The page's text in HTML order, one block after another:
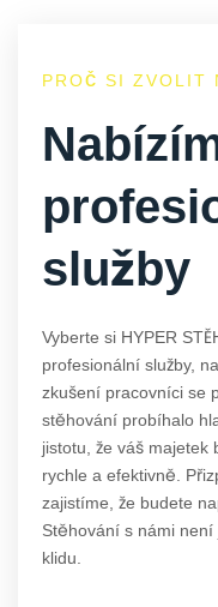
PROČ SI ZVOLIT
služby
Vyberte si HYPER
profesionální služby,
zkušení pracovníci se
stěhování probíhalo
jistotu, že váš
rychle a efektivně.
zajistíme, že budete
Stěhování s námi není
klidu.